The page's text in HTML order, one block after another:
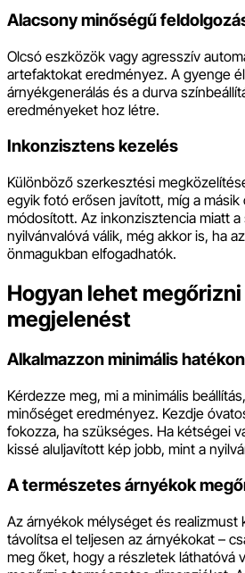
Alacsony minőségű
Olcsó eszközök vagy agresszív
artefaktokat eredményez. A gyenge
árnyékgenerálás és a durva
eredményeket hoz létre.
Inkonzisztens kezelés
Különböző szerkesztési
egyik fotó erősen javított, míg a másik
módosított. Az inkonzisztencia miatt
nyilvánvalóvá válik, még akkor is, ha
önmagukban elfogadhatók.
Hogyan lehet
megjelenést
Alkalmazzon minimális
Kérdezze meg, mi a minimális
minőséget eredményez. Kezdje
fokozza, ha szükséges. Ha kétségei
kissé aluljavított kép jobb, mint a
A természetes árnyékok
Az árnyékok mélységet és realizmust
távolítsa el teljesen az árnyékokat –
meg őket, hogy a részletek láthatóvá